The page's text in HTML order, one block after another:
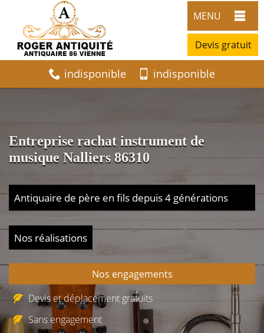
MENU
Devis gratuit
indisponible indisponible
Entreprise rachat instrument de
musique Nalliers 86310
Antiquaire de père en fils depuis 4 générations
Nos réalisations
Nos engagements
Devis et déplacement gratuits
Sans engagement